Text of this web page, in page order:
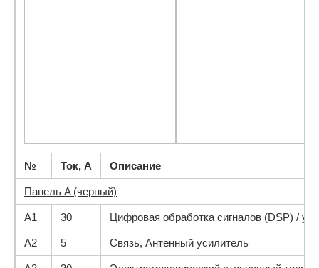
№ Ток, А Описание
Панель A (черный)
A1 30 Цифровая обработка сигналов (DSP) /
A2 5 Связь, Антенный усилитель